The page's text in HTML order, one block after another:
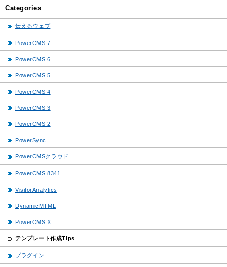
Categories
伝えるウェブ
PowerCMS 7
PowerCMS 6
PowerCMS 5
PowerCMS 4
PowerCMS 3
PowerCMS 2
PowerSync
PowerCMSクラウド
PowerCMS 8341
VisitorAnalytics
DynamicMTML
PowerCMS X
テンプレート作成Tips
プラグイン